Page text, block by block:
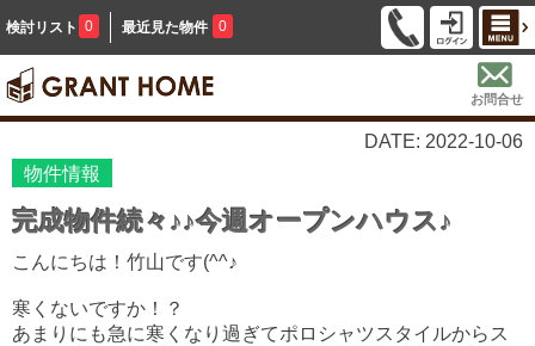
検討リスト 0 最近見た物件 0
お問合せ
DATE: 2022-10-06
物件情報
完成物件続々♪♪今週オープンハウス♪
こんにちは！竹山です(^^♪
寒くないですか！？
あまりにも急に寒くなり過ぎてポロシャツスタイルからス